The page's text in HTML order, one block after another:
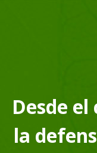
Desde
la